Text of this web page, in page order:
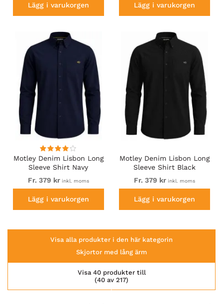
Lägg i varukorgen Lägg i varukorgen
Motley Denim Lisbon Long
Sleeve Shirt Navy
Fr. 379 krinkl. moms
Lägg i varukorgen
Motley Denim Lisbon Long
Sleeve Shirt Black
Fr. 379 kr inkl. moms
Lägg i varukorgen
Visa alla produkter i den här kategorin
Skjortor med lång ärm
(40 av 217)
Visa 40 produkter till